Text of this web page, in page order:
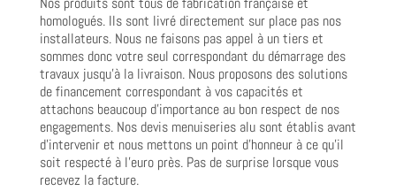
homologués. Ils sont livré directement sur place pas nos
installateurs. Nous ne faisons pas appel à un tiers et
sommes donc votre seul correspondant du démarrage des
travaux jusqu’à la livraison. Nous proposons des solutions
de financement correspondant à vos capacités et
attachons beaucoup d’importance au bon respect de nos
engagements. Nos devis menuiseries alu sont établis avant
d’intervenir et nous mettons un point d’honneur à ce qu’il
soit respecté à l’euro près. Pas de surprise lorsque vous
recevez la facture.